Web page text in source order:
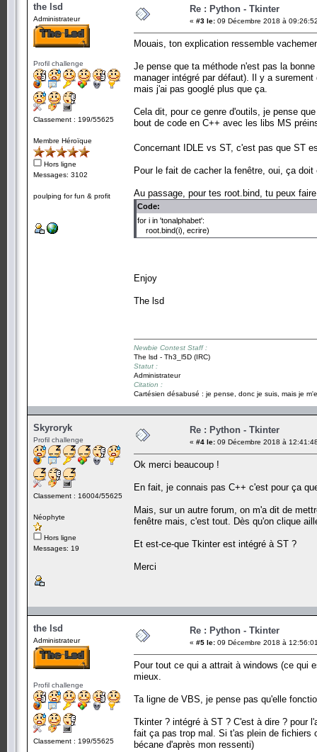
root.bind('R', ecrire)
root.bind('S', ecrire)
root.bind('U', ecrire)
root.bind('V', ecrire)
root.bind('X', ecrire)
root.bind('Y', ecrire)
root.bind('Z', ecrire)
root.bind(',', ecrire)
root.bind('?', ecrire)
the lsd
Administrateur
Profil challenge
Classement : 199/55625
Membre Héroïque
Hors ligne
Messages: 3102
poulping for fun & profit
Re : Python - Tkinter
« #3 le: 09 Décembre 2018 à
Mouais, ton explication ressemble
Je pense que ta méthode n'est pas la
manager intégré par défaut). Il y a
mais j'ai pas googlé plus que ça.
Cela dit, pour ce genre d'outils, je pense
bout de code en C++ avec les libs MS
Concernant IDLE vs ST, c'est pas que ST
Pour le fait de cacher la fenêtre, oui, ça
Au passage, pour tes root.bind, tu peux
Code:
for i in 'tonalphabet':
root.bind(i), ecrire)
Enjoy
The lsd
Newbie Contest Staff :
The lsd - Th3_l5D (IRC)
Statut :
Administrateur
Citation :
Cartésien désabusé : je pense, donc je suis, mais je
Skyroryk
Profil challenge
Classement : 16004/55625
Néophyte
Hors ligne
Messages: 19
Re : Python - Tkinter
« #4 le: 09 Décembre 2018 à
Ok merci beaucoup !
En fait, je connais pas C++ c'est pour ça
Mais, sur un autre forum, on m'a dit de
fenêtre mais, c'est tout. Dès qu'on clique
Et est-ce-que Tkinter est intégré à ST ?
Merci
the lsd
Administrateur
Profil challenge
Classement : 199/55625
Re : Python - Tkinter
« #5 le: 09 Décembre 2018 à
Pour tout ce qui a attrait à windows (ce qui
mieux.
Ta ligne de VBS, je pense pas qu'elle
Tkinter ? intégré à ST ? C'est à dire ? pour
fait ça pas trop mal. Si t'as plein de fichiers
bécane d'après mon ressenti)